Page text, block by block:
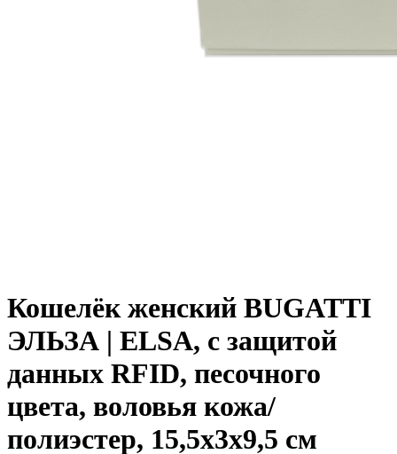
Кошелёк женский BUGATTI
ЭЛЬЗА | ELSA, с защитой
данных RFID, песочного
цвета, воловья кожа/
полиэстер, 15,5х3х9,5 см